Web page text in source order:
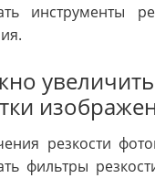
инструменты
резкости
фильтры